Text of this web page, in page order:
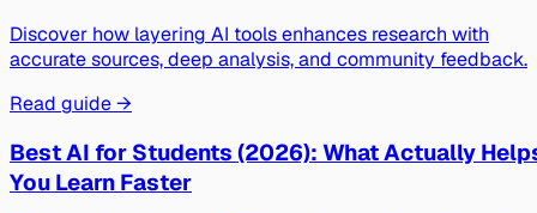
Discover how layering AI tools enhances research with
accurate sources, deep analysis, and community feedback.
Read guide →
Best AI for Students (2026): What Actually
You Learn Faster